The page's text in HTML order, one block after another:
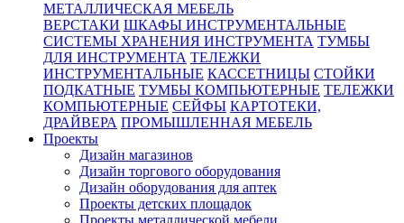
МЕТАЛЛИЧЕСКАЯ МЕБЕЛЬ
ВЕРСТАКИ ШКАФЫ ИНСТРУМЕНТАЛЬНЫЕ
СИСТЕМЫ ХРАНЕНИЯ ИНСТРУМЕНТА ТУМБЫ
ДЛЯ ИНСТРУМЕНТА ТЕЛЕЖКИ
ИНСТРУМЕНТАЛЬНЫЕ КАССЕТНИЦЫ СТОЙКИ
ПОДКАТНЫЕ ТУМБЫ КОМПЬЮТЕРНЫЕ ТЕЛЕЖКИ
КОМПЬЮТЕРНЫЕ СЕЙФЫ КАРТОТЕКИ,
ДРАЙВЕРА ПРОМЫШЛЕННАЯ МЕБЕЛЬ
Проекты
Дизайн магазинов
Дизайн торгового оборудования
Дизайн оборудования для аптек
Проекты детских площадок
Проекты металлической мебели